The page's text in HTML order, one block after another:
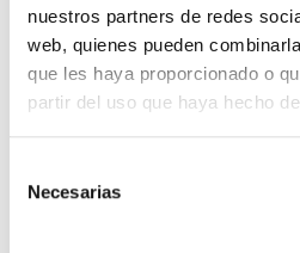
nuestros partners de redes
web, quienes pueden
que les haya proporcionado o
partir del uso que haya hecho
Necesarias